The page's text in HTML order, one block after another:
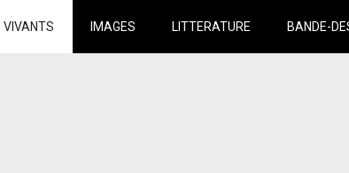
VIVANTS IMAGES LITTERATURE BANDE-